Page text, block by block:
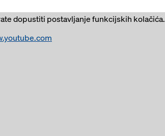
dopustiti postavljanje funkcijskih kolačića.